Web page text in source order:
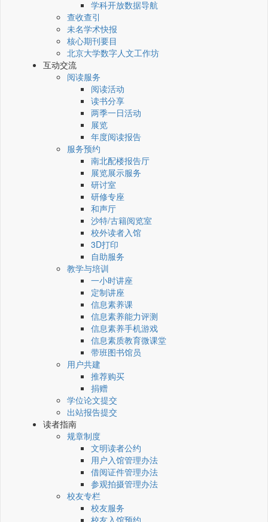
学科开放数据导航
查收查引
未名学术快报
核心期刊要目
北京大学数字人文工作坊
互动交流
阅读服务
阅读活动
读书分享
两季一日活动
展览
年度阅读报告
服务预约
南北配楼报告厅
展览展示服务
研讨室
研修专座
和声厅
沙特/古籍阅览室
校外读者入馆
3D打印
自助服务
教学与培训
一小时讲座
定制讲座
信息素养课
信息素养能力评测
信息素养手机游戏
信息素质教育微课堂
带班图书馆员
用户共建
推荐购买
捐赠
学位论文提交
出站报告提交
读者指南
规章制度
文明读者公约
用户入馆管理办法
借阅证件管理办法
参观拍摄管理办法
校友专栏
校友服务